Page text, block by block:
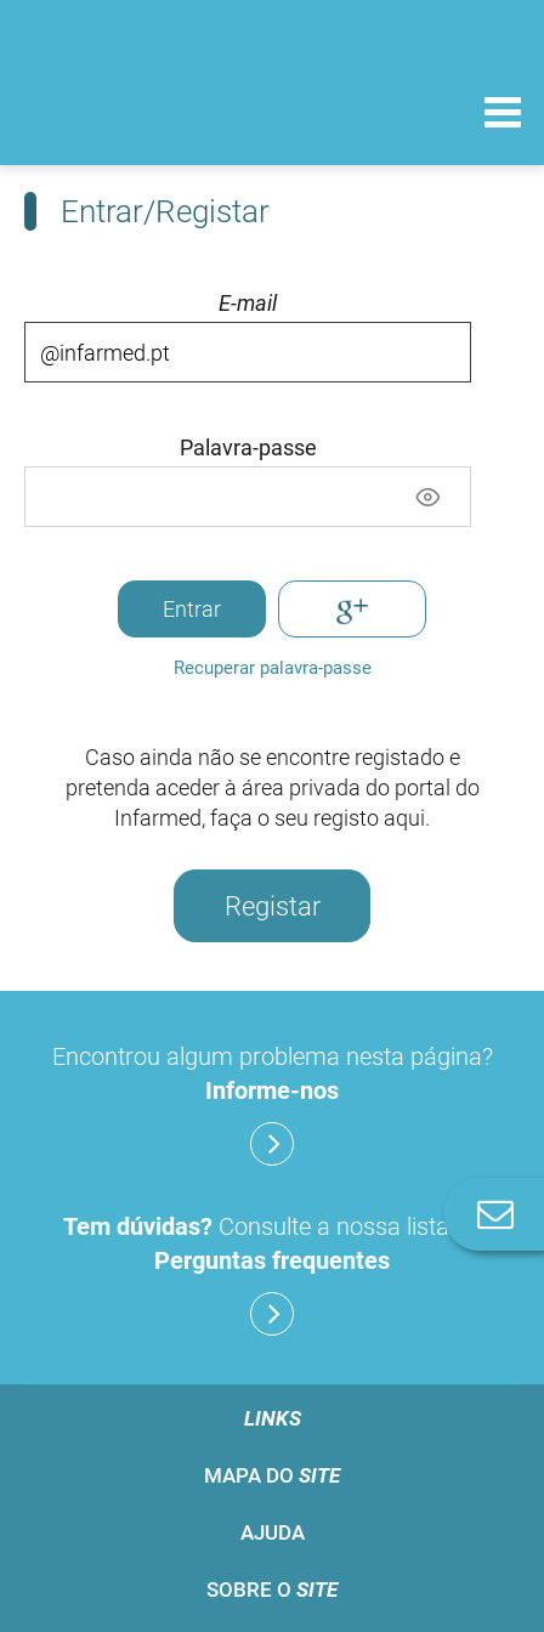
Entrar/Registar
E-mail
Palavra-passe
Entrar
Recuperar palavra-passe
Caso ainda não se encontre registado e
pretenda aceder à área privada do portal do
Infarmed, faça o seu registo aqui.
Registar
Encontrou algum problema nesta página?
Informe-nos
Tem dúvidas? Consulte a nossa lista de
Perguntas frequentes
LINKS
MAPA DO SITE
AJUDA
SOBRE O SITE